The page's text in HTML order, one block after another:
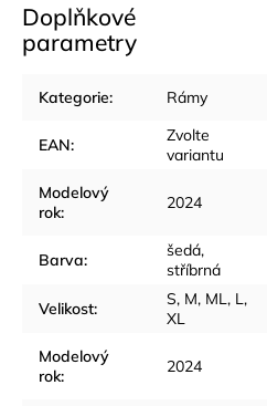
Doplňkové
parametry
Kategorie: Rámy
EAN:
Zvolte
variantu
Modelový
rok: 2024
Barva:
šedá,
stříbrná
Velikost:
S, M, ML, L,
XL
Modelový
rok: 2024